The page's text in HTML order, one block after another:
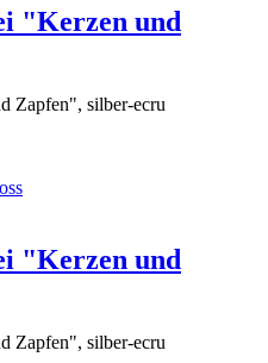
"Kerzen und
Zapfen", silber-ecru
"Kerzen und
Zapfen", silber-ecru